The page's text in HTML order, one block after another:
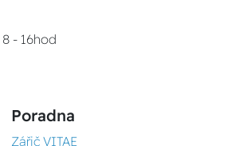
- 16hod
Poradna
Zářič VITAE